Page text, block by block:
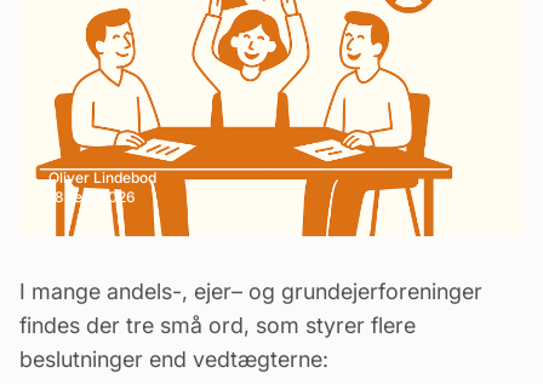
Oliver Lindebod
18 feb, 2026
I mange andels-, ejer– og grundejerforeninger
findes der tre små ord, som styrer flere
beslutninger end vedtægterne: